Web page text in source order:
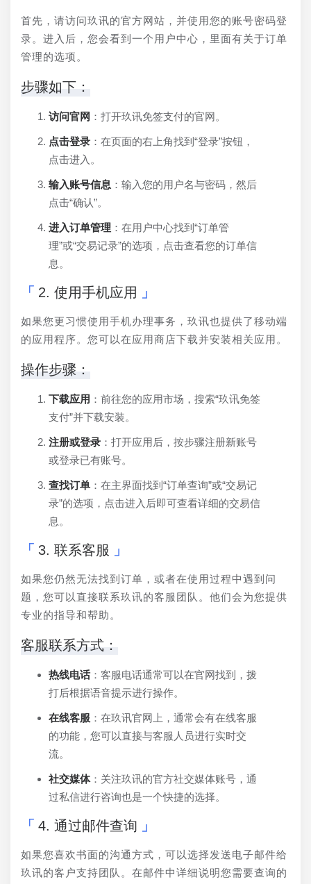
首先，请访问玖讯的官方网站，并使用您的账号密码登
录。进入后，您会看到一个用户中心，里面有关于订单
管理的选项。
步骤如下：
访问官网 ：打开玖讯免签支付的官网。
点击登录 ：在页面的右上角找到“登录”按钮，
点击进入。
输入账号信息 ：输入您的用户名与密码，然后
点击“确认”。
进入订单管理 ：在用户中心找到“订单管
理”或“交易记录”的选项，点击查看您的订单信
息。
2. 使用手机应用
如果您更习惯使用手机办理事务，玖讯也提供了移动端
的应用程序。您可以在应用商店下载并安装相关应用。
操作步骤：
下载应用 ：前往您的应用市场，搜索“玖讯免签
支付”并下载安装。
注册或登录 ：打开应用后，按步骤注册新账号
或登录已有账号。
查找订单 ：在主界面找到“订单查询”或“交易记
录”的选项，点击进入后即可查看详细的交易信
息。
3. 联系客服
如果您仍然无法找到订单，或者在使用过程中遇到问
题，您可以直接联系玖讯的客服团队。他们会为您提供
专业的指导和帮助。
客服联系方式：
热线电话：客服电话通常可以在官网找到，拨
打后根据语音提示进行操作。
在线客服 ：在玖讯官网上，通常会有在线客服
的功能，您可以直接与客服人员进行实时交
流。
社交媒体：关注玖讯的官方社交媒体账号，通
过私信进行咨询也是一个快捷的选择。
4. 通过邮件查询
如果您喜欢书面的沟通方式，可以选择发送电子邮件给
玖讯的客户支持团队。在邮件中详细说明您需要查询的